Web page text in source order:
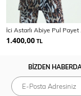
1.400,00 TL
BİZDEN